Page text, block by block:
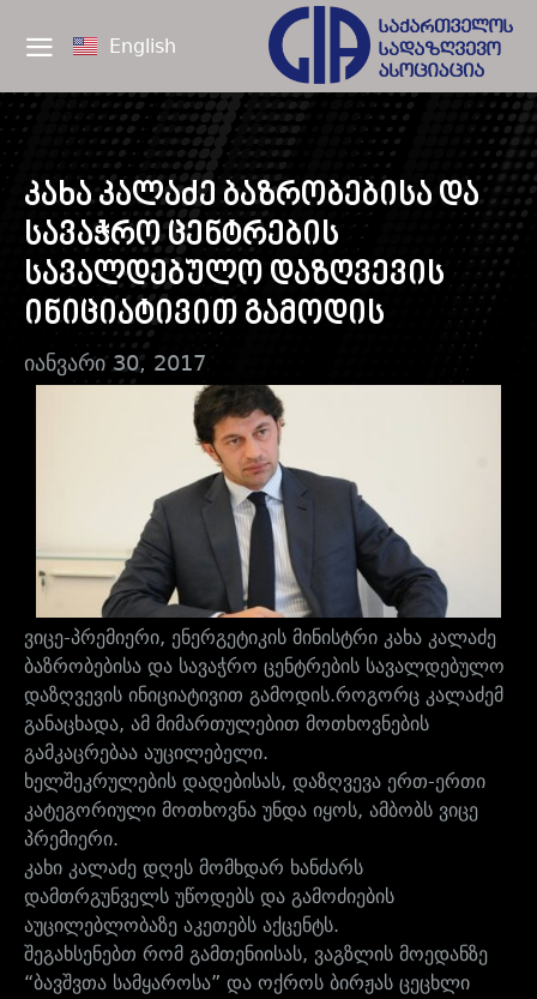
English
კახა კალაძე ბაზრობებისა და
სავაჭრო ცენტრების
სავალდებულო დაზღვევის
ინიციატივით გამოდის
იანვარი 30, 2017
ვიცე-პრემიერი, ენერგეტიკის მინისტრი კახა კალაძე
ბაზრობებისა და სავაჭრო ცენტრების სავალდებულო
დაზღვევის ინიციატივით გამოდის.როგორც კალაძემ
განაცხადა, ამ მიმართულებით მოთხოვნების
გამკაცრებაა აუცილებელი.
ხელშეკრულების დადებისას, დაზღვევა ერთ-ერთი
კატეგორიული მოთხოვნა უნდა იყოს, ამბობს ვიცე
პრემიერი.
კახი კალაძე დღეს მომხდარ ხანძარს
დამთრგუნველს უწოდებს და გამოძიების
აუცილებლობაზე აკეთებს აქცენტს.
შეგახსენებთ რომ გამთენიისას, ვაგზლის მოედანზე
“ბავშვთა სამყაროსა” და ოქროს ბირჟას ცეცხლი